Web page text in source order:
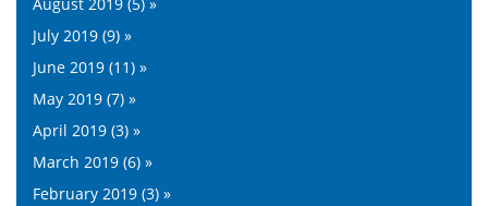
August 2019 (5) »
July 2019 (9) »
June 2019 (11) »
May 2019 (7) »
April 2019 (3) »
March 2019 (6) »
February 2019 (3) »